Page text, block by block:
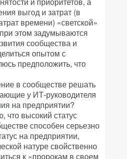
выгод и затрат (в
времени) «светской»
этом задумываются
сообщества и
опытом с
предположить, что
в сообществе решать
у ИТ-руководителя
на предприятии?
что высокий статус
способен серьезно
на предприятии,
натуре свойственно
к «пророкам в своем